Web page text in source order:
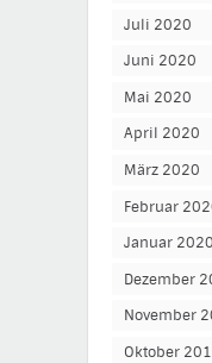
Juli 2020
Juni 2020
Mai 2020
April 2020
März 2020
Februar
Januar 2020
Dezember
November
Oktober